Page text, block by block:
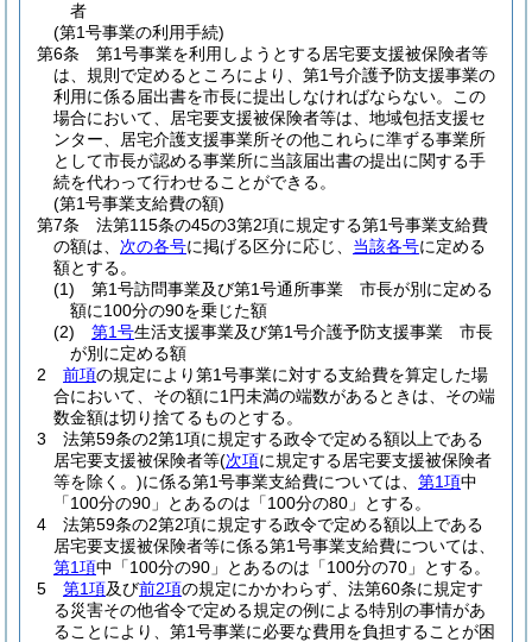
者
(第1号事業の利用手続)
第6条
第1号事業を利用しようとする居宅要支援被保険者等
は、規則で定めるところにより、第1号介護予防支援事業の
利用に係る届出書を市長に提出しなければならない。
この
場合において、居宅要支援被保険者等は、地域包括支援セ
ンター、居宅介護支援事業所その他これらに準ずる事業所
として市長が認める事業所に当該届出書の提出に関する手
続を代わって行わせることができる。
(第1号事業支給費の額)
第7条
法第115条の45の3第2項に規定する第1号事業支給費
の額は、 次の各号に掲げる区分に応じ、 当該各号に定める
額とする。
(1)
第1号訪問事業及び第1号通所事業 市長が別に定める
額に100分の90を乗じた額
(2)
第1号生活支援事業及び第1号介護予防支援事業 市長
が別に定める額
2
前項の規定により第1号事業に対する支給費を算定した場
合において、その額に1円未満の端数があるときは、その端
数金額は切り捨てるものとする。
3
法第59条の2第1項に規定する政令で定める額以上である
居宅要支援被保険者等(次項に規定する居宅要支援被保険者
等を除く。)に係る第1号事業支給費については、 第1項中
「100分の90」とあるのは「100分の80」とする。
4
法第59条の2第2項に規定する政令で定める額以上である
居宅要支援被保険者等に係る第1号事業支給費については、
第1項中「100分の90」とあるのは「100分の70」とする。
5
第1項及び前2項の規定にかかわらず、法第60条に規定す
る災害その他省令で定める規定の例による特別の事情があ
ることにより、第1号事業に必要な費用を負担することが困